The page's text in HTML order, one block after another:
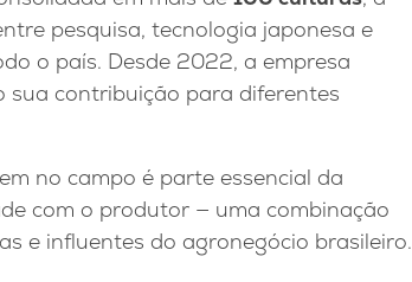
pesquisa, tecnologia japonesa e
o país. Desde 2022, a empresa
contribuição para diferentes
no campo é parte essencial da
com o produtor — uma combinação
e influentes do agronegócio brasileiro.